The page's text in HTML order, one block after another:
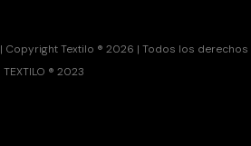
| Copyright Textilo ® 2026 | Todos los
TEXTILO ® 2023